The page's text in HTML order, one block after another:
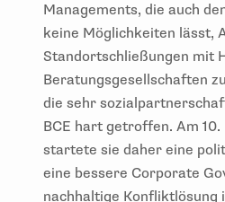
Managements, die auch
keine Möglichkeiten lässt,
Standortschließungen mit
Beratungsgesellschaften
die sehr
BCE hart getroffen. Am
startete sie daher eine
eine bessere Corporate
nachhaltige Konfliktlösung